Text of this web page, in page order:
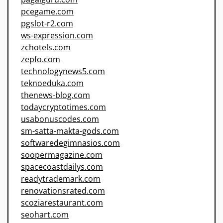
pcegame.com
pgslot-r2.com
ws-expression.com
zchotels.com
zepfo.com
technologynews5.com
teknoeduka.com
thenews-blog.com
todaycryptotimes.com
usabonuscodes.com
sm-satta-makta-gods.com
softwaredegimnasios.com
soopermagazine.com
spacecoastdailys.com
readytrademark.com
renovationsrated.com
scoziarestaurant.com
seohart.com